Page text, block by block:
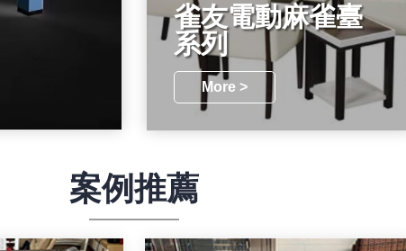
雀友電動麻雀臺
系列
More >
案例推薦